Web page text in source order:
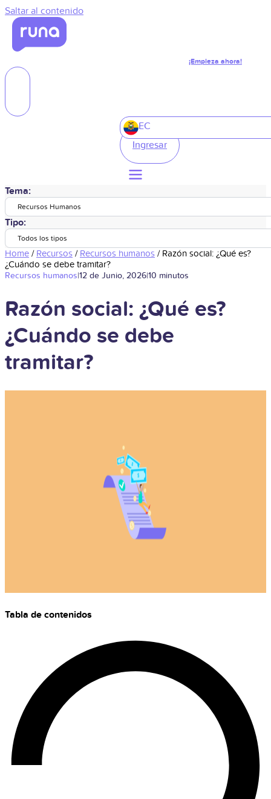
Saltar al contenido
¡Empieza ahora!
EC
Ingresar
Tema:
Recursos Humanos
Tipo:
Todos los tipos
Home / Recursos / Recursos humanos / Razón social: ¿Qué es?
¿Cuándo se debe tramitar?
Recursos humanos|12 de Junio, 2026|10 minutos
Razón social: ¿Qué es?
¿Cuándo se debe
tramitar?
Tabla de contenidos